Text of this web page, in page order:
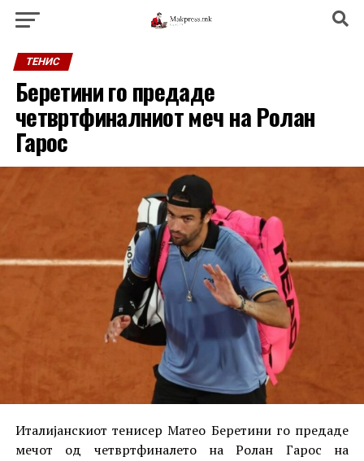
ТЕНИС
Беретини го предаде
четвртфиналниот меч на Ролан
Гарос
Италијанскиот тенисер Матео Беретини го предаде
мечот од четвртфиналето на Ролан Гарос на